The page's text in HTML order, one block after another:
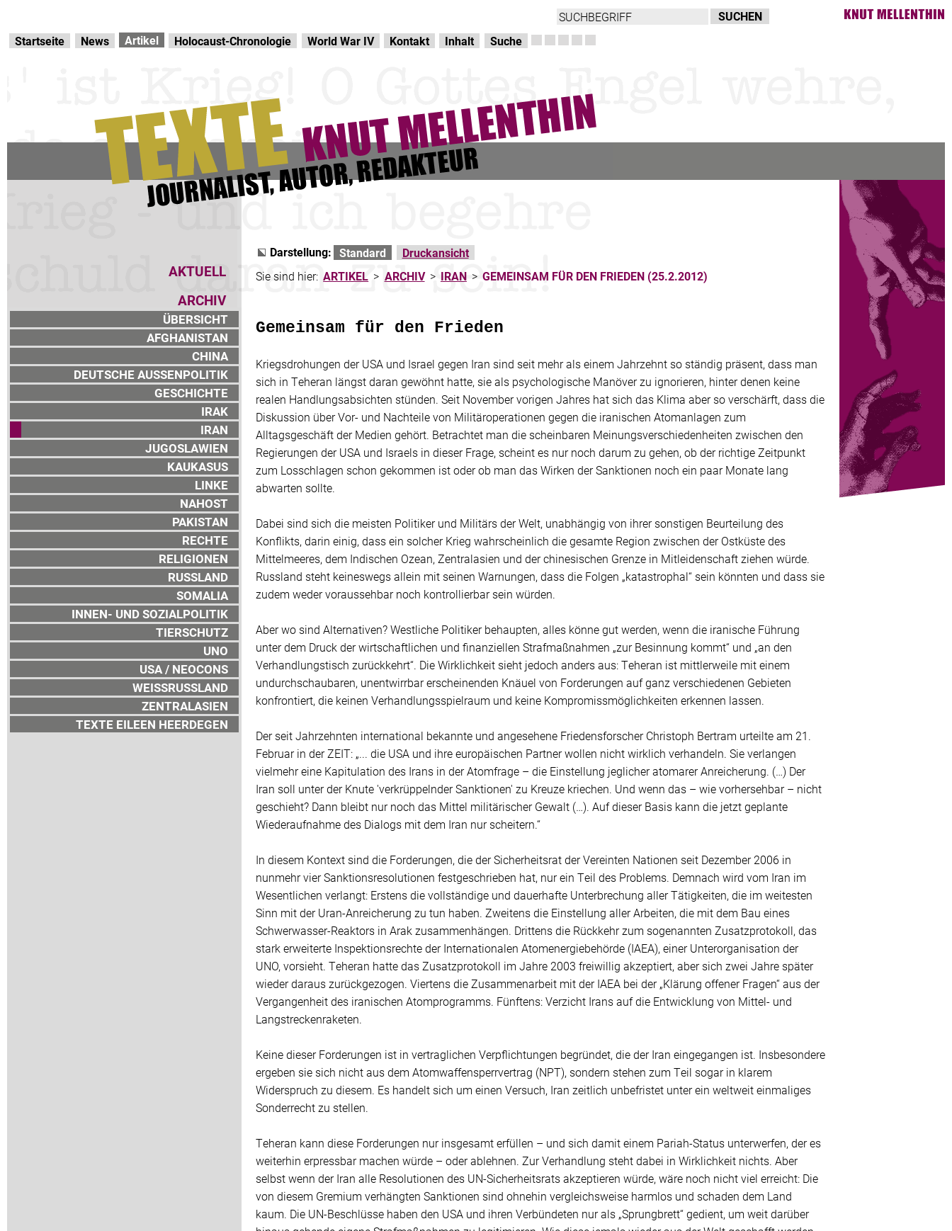
Startseite
News Artikel Holocaust-Chronologie World War IV Kontakt Inhalt Suche
AKTUELL
ARCHIV
ÜBERSICHT
AFGHANISTAN
CHINA
DEUTSCHE AUSSENPOLITIK
GESCHICHTE
IRAK
IRAN
JUGOSLAWIEN
KAUKASUS
LINKE
NAHOST
PAKISTAN
RECHTE
RELIGIONEN
RUSSLAND
SOMALIA
INNEN- UND SOZIALPOLITIK
TIERSCHUTZ
UNO
USA / NEOCONS
WEISSRUSSLAND
ZENTRALASIEN
TEXTE EILEEN HEERDEGEN
Darstellung: Standard
Druckansicht
Sie sind hier: ARTIKEL > ARCHIV > IRAN > GEMEINSAM FÜR DEN FRIEDEN (25.2.2012)
Gemeinsam für den Frieden
Kriegsdrohungen der USA und Israel gegen Iran sind seit mehr als einem Jahrzehnt so ständig präsent, dass man
sich in Teheran längst daran gewöhnt hatte, sie als psychologische Manöver zu ignorieren, hinter denen keine
realen Handlungsabsichten stünden. Seit November vorigen Jahres hat sich das Klima aber so verschärft, dass die
Diskussion über Vor- und Nachteile von Militäroperationen gegen die iranischen Atomanlagen zum
Alltagsgeschäft der Medien gehört. Betrachtet man die scheinbaren Meinungsverschiedenheiten zwischen den
Regierungen der USA und Israels in dieser Frage, scheint es nur noch darum zu gehen, ob der richtige Zeitpunkt
zum Losschlagen schon gekommen ist oder ob man das Wirken der Sanktionen noch ein paar Monate lang
abwarten sollte.
Dabei sind sich die meisten Politiker und Militärs der Welt, unabhängig von ihrer sonstigen Beurteilung des
Konflikts, darin einig, dass ein solcher Krieg wahrscheinlich die gesamte Region zwischen der Ostküste des
Mittelmeeres, dem Indischen Ozean, Zentralasien und der chinesischen Grenze in Mitleidenschaft ziehen würde.
Russland steht keineswegs allein mit seinen Warnungen, dass die Folgen „katastrophal“ sein könnten und dass sie
zudem weder voraussehbar noch kontrollierbar sein würden.
Aber wo sind Alternativen? Westliche Politiker behaupten, alles könne gut werden, wenn die iranische Führung
unter dem Druck der wirtschaftlichen und finanziellen Strafmaßnahmen „zur Besinnung kommt“ und „an den
Verhandlungstisch zurückkehrt“. Die Wirklichkeit sieht jedoch anders aus: Teheran ist mittlerweile mit einem
undurchschaubaren, unentwirrbar erscheinenden Knäuel von Forderungen auf ganz verschiedenen Gebieten
konfrontiert, die keinen Verhandlungsspielraum und keine Kompromissmöglichkeiten erkennen lassen.
Der seit Jahrzehnten international bekannte und angesehene Friedensforscher Christoph Bertram urteilte am 21.
Februar in der ZEIT: „... die USA und ihre europäischen Partner wollen nicht wirklich verhandeln. Sie verlangen
vielmehr eine Kapitulation des Irans in der Atomfrage – die Einstellung jeglicher atomarer Anreicherung. (…) Der
Iran soll unter der Knute 'verkrüppelnder Sanktionen' zu Kreuze kriechen. Und wenn das – wie vorhersehbar – nicht
geschieht? Dann bleibt nur noch das Mittel militärischer Gewalt (…). Auf dieser Basis kann die jetzt geplante
Wiederaufnahme des Dialogs mit dem Iran nur scheitern.“
In diesem Kontext sind die Forderungen, die der Sicherheitsrat der Vereinten Nationen seit Dezember 2006 in
nunmehr vier Sanktionsresolutionen festgeschrieben hat, nur ein Teil des Problems. Demnach wird vom Iran im
Wesentlichen verlangt: Erstens die vollständige und dauerhafte Unterbrechung aller Tätigkeiten, die im weitesten
Sinn mit der Uran-Anreicherung zu tun haben. Zweitens die Einstellung aller Arbeiten, die mit dem Bau eines
Schwerwasser-Reaktors in Arak zusammenhängen. Drittens die Rückkehr zum sogenannten Zusatzprotokoll, das
stark erweiterte Inspektionsrechte der Internationalen Atomenergiebehörde (IAEA), einer Unterorganisation der
UNO, vorsieht. Teheran hatte das Zusatzprotokoll im Jahre 2003 freiwillig akzeptiert, aber sich zwei Jahre später
wieder daraus zurückgezogen. Viertens die Zusammenarbeit mit der IAEA bei der „Klärung offener Fragen“ aus der
Vergangenheit des iranischen Atomprogramms. Fünftens: Verzicht Irans auf die Entwicklung von Mittel- und
Langstreckenraketen.
Keine dieser Forderungen ist in vertraglichen Verpflichtungen begründet, die der Iran eingegangen ist. Insbesondere
ergeben sie sich nicht aus dem Atomwaffensperrvertrag (NPT), sondern stehen zum Teil sogar in klarem
Widerspruch zu diesem. Es handelt sich um einen Versuch, Iran zeitlich unbefristet unter ein weltweit einmaliges
Sonderrecht zu stellen.
Teheran kann diese Forderungen nur insgesamt erfüllen – und sich damit einem Pariah-Status unterwerfen, der es
weiterhin erpressbar machen würde – oder ablehnen. Zur Verhandlung steht dabei in Wirklichkeit nichts. Aber
selbst wenn der Iran alle Resolutionen des UN-Sicherheitsrats akzeptieren würde, wäre noch nicht viel erreicht: Die
von diesem Gremium verhängten Sanktionen sind ohnehin vergleichsweise harmlos und schaden dem Land
kaum. Die UN-Beschlüsse haben den USA und ihren Verbündeten nur als „Sprungbrett“ gedient, um weit darüber